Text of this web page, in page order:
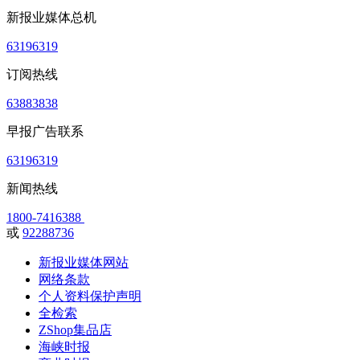
新报业媒体总机
63196319
订阅热线
63883838
早报广告联系
63196319
新闻热线
1800-7416388
或 92288736
新报业媒体网站
网络条款
个人资料保护声明
全检索
ZShop集品店
海峡时报